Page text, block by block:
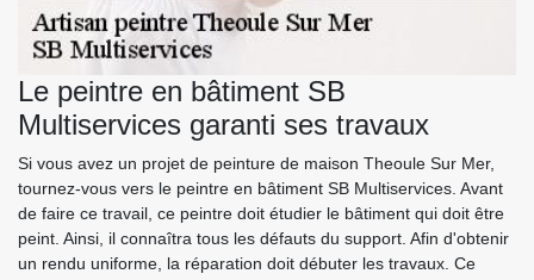
Le peintre en bâtiment SB
Multiservices garanti ses travaux
Si vous avez un projet de peinture de maison Theoule Sur Mer,
tournez-vous vers le peintre en bâtiment SB Multiservices. Avant
de faire ce travail, ce peintre doit étudier le bâtiment qui doit être
peint. Ainsi, il connaîtra tous les défauts du support. Afin d'obtenir
un rendu uniforme, la réparation doit débuter les travaux. Ce